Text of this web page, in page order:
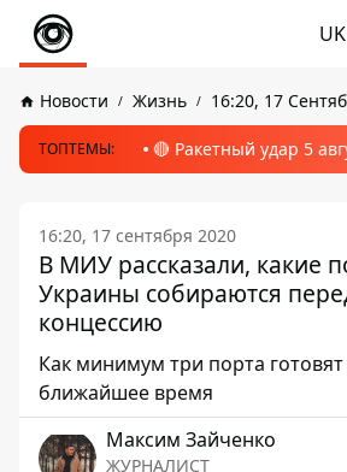
UK
Новости Жизнь 16:20, 17
ТОПТЕМЫ: 🔴 Ракетный удар 5
16:20, 17 сентября 2020
В МИУ рассказали, какие
Украины собираются
концессию
Как минимум три порта
ближайшее время
Максим Зайченко
ЖУРНАЛИСТ